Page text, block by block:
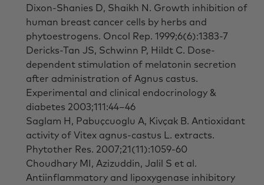
Dixon-Shanies D, Shaikh N. Growth inhibition of
human breast cancer cells by herbs and
phytoestrogens. Oncol Rep. 1999;6(6):1383-7
Dericks-Tan JS, Schwinn P, Hildt C. Dose-
dependent stimulation of melatonin secretion
after administration of Agnus castus.
Experimental and clinical endocrinology &
diabetes 2003;111:44–46
Saglam H, Pabuçcuoglu A, Kivçak B. Antioxidant
activity of Vitex agnus-castus L. extracts.
Phytother Res. 2007;21(11):1059-60
Choudhary MI, Azizuddin, Jalil S et al.
Antiinflammatory and lipoxygenase inhibitory